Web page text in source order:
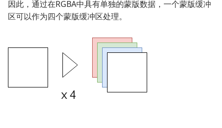
因此，通过在RGBA中具有单独的蒙版数据，一个蒙版缓冲
区可以作为四个蒙版缓冲区处理。